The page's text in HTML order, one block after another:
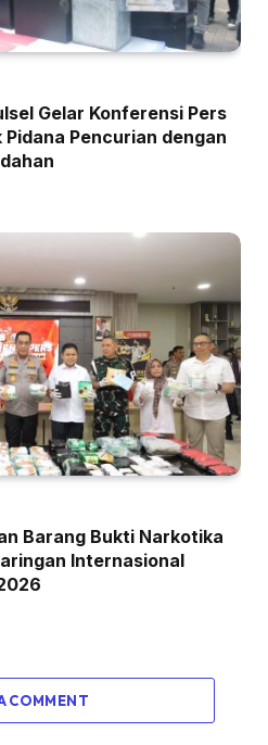
Gelar Konferensi Pers
Pencurian dengan
Barang Bukti Narkotika
Internasional
COMMENT